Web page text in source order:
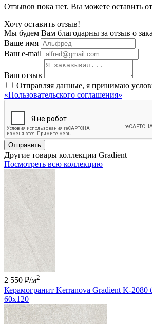
Отзывов пока нет. Вы можете оставить
Хочу оставить отзыв!
Мы будем Вам благодарны за отзыв о
Ваше имя
Ваш e-mail
Ваш отзыв
Отправляя данные, я принимаю
«Пользовательского соглашения»
Отправить
Другие товары коллекции Gradient
Посмотреть всю коллекцию
2 550 ₽/м2
Керамогранит Kerranova Gradient K-
60x120